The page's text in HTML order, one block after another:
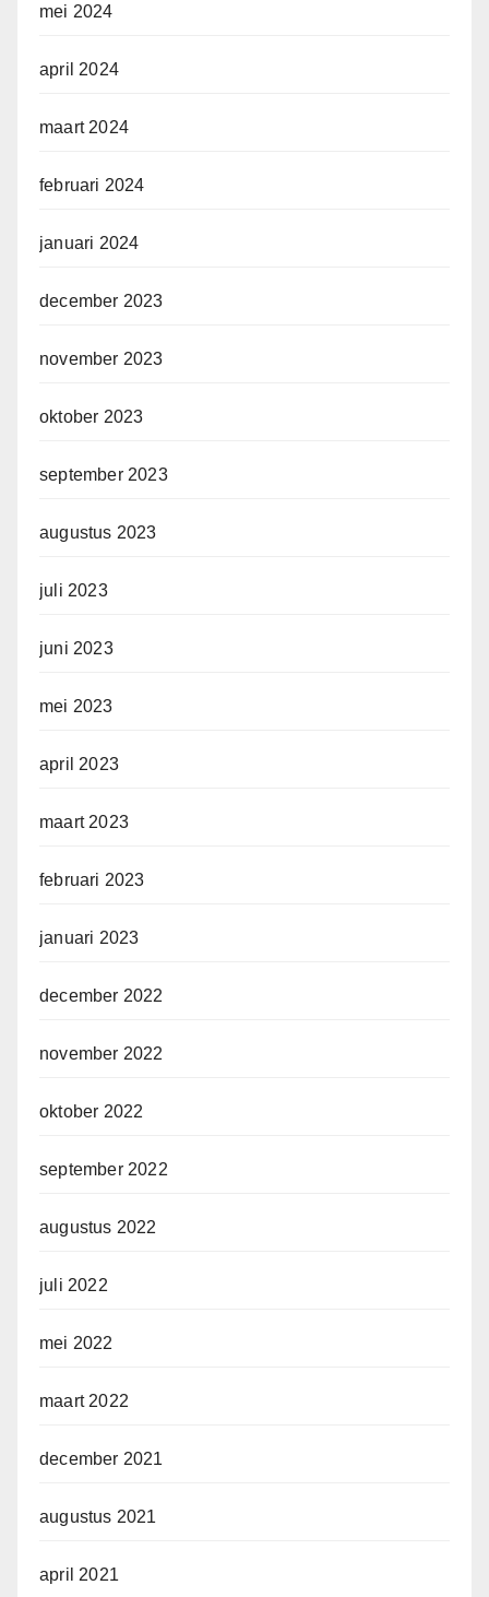
mei 2024
april 2024
maart 2024
februari 2024
januari 2024
december 2023
november 2023
oktober 2023
september 2023
augustus 2023
juli 2023
juni 2023
mei 2023
april 2023
maart 2023
februari 2023
januari 2023
december 2022
november 2022
oktober 2022
september 2022
augustus 2022
juli 2022
mei 2022
maart 2022
december 2021
augustus 2021
april 2021